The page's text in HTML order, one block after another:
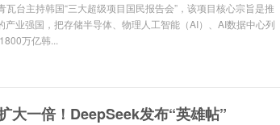
台主持韩国“三大超级项目国民报告会”，该项目核心宗旨是推
产业强国，把存储半导体、物理人工智能（AI）、AI数据中心列
万亿韩...
大一倍！DeepSeek发布“英雄帖”